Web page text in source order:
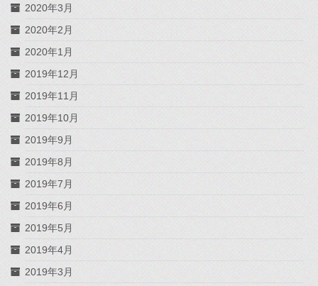
2020年3月
2020年2月
2020年1月
2019年12月
2019年11月
2019年10月
2019年9月
2019年8月
2019年7月
2019年6月
2019年5月
2019年4月
2019年3月